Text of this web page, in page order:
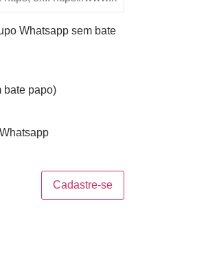
Whatsapp sem bate
bate papo)